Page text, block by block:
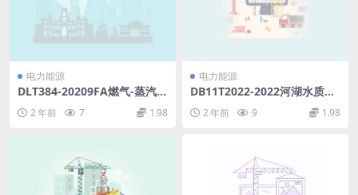
电力能源
DLT384-20209FA燃气-蒸汽联
合循环机组运行规程(10.38M
B)pdf
2 年前 7 1.98
电力能源
DB11T2022-2022河湖水质一
2 年前 9 1.98